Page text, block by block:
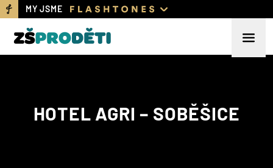
MY JSME
HOTEL AGRI – SOBĚŠICE